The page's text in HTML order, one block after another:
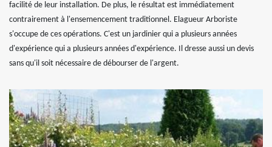
facilité de leur installation. De plus, le résultat est immédiatement
contrairement à l'ensemencement traditionnel. Elagueur Arboriste
s'occupe de ces opérations. C'est un jardinier qui a plusieurs années
d'expérience qui a plusieurs années d'expérience. Il dresse aussi un devis
sans qu'il soit nécessaire de débourser de l'argent.